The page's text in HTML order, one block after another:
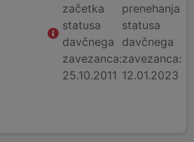
začetka
statusa
davčnega
zavezanca:
25.10.2011
prenehanja
statusa
davčnega
zavezanca:
12.01.2023